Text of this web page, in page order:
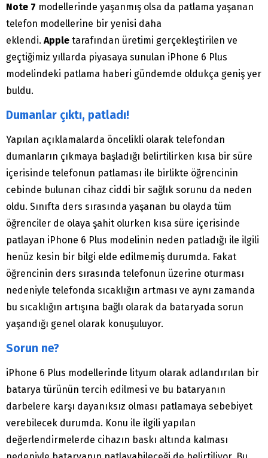
Note 7 modellerinde yaşanmış olsa da patlama yaşanan
telefon modellerine bir yenisi daha
eklendi. Apple tarafından üretimi gerçekleştirilen ve
geçtiğimiz yıllarda piyasaya sunulan iPhone 6 Plus
modelindeki patlama haberi gündemde oldukça geniş yer
buldu.
Dumanlar çıktı, patladı!
Yapılan açıklamalarda öncelikli olarak telefondan
dumanların çıkmaya başladığı belirtilirken kısa bir süre
içerisinde telefonun patlaması ile birlikte öğrencinin
cebinde bulunan cihaz ciddi bir sağlık sorunu da neden
oldu. Sınıfta ders sırasında yaşanan bu olayda tüm
öğrenciler de olaya şahit olurken kısa süre içerisinde
patlayan iPhone 6 Plus modelinin neden patladığı ile ilgili
henüz kesin bir bilgi elde edilmemiş durumda. Fakat
öğrencinin ders sırasında telefonun üzerine oturması
nedeniyle telefonda sıcaklığın artması ve aynı zamanda
bu sıcaklığın artışına bağlı olarak da bataryada sorun
yaşandığı genel olarak konuşuluyor.
Sorun ne?
iPhone 6 Plus modellerinde lityum olarak adlandırılan bir
batarya türünün tercih edilmesi ve bu bataryanın
darbelere karşı dayanıksız olması patlamaya sebebiyet
verebilecek durumda. Konu ile ilgili yapılan
değerlendirmelerde cihazın baskı altında kalması